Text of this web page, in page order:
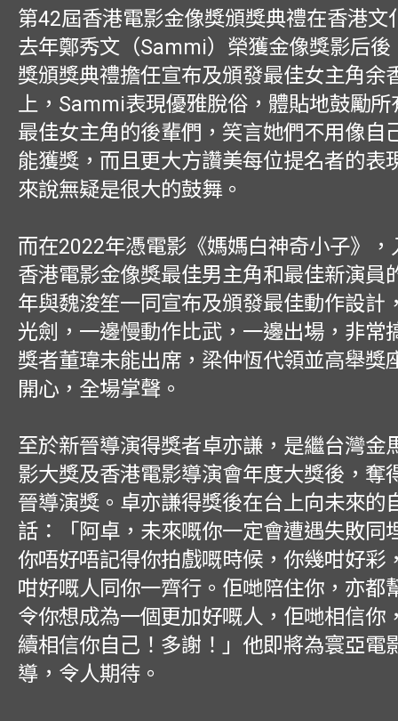
第42屆香港電影金像獎頒獎典禮在香港文
去年鄭秀文（Sammi）榮獲金像獎影后後
獎頒獎典禮擔任宣布及頒發最佳女主角余
上，Sammi表現優雅脫俗，體貼地鼓勵所
最佳女主角的後輩們，笑言她們不用像自
能獲獎，而且更大方讚美每位提名者的表
來說無疑是很大的鼓舞。
而在2022年憑電影《媽媽白神奇小子》，
香港電影金像獎最佳男主角和最佳新演員
年與魏浚笙一同宣布及頒發最佳動作設計
光劍，一邊慢動作比武，一邊出場，非常
獎者董瑋未能出席，梁仲恆代領並高舉獎
開心，全場掌聲。
至於新晉導演得獎者卓亦謙，是繼台灣金
影大獎及香港電影導演會年度大獎後，奪
晉導演獎。卓亦謙得獎後在台上向未來的
話：「阿卓，未來嘅你一定會遭遇失敗同
你唔好唔記得你拍戲嘅時候，你幾咁好彩
咁好嘅人同你一齊行。佢哋陪住你，亦都
令你想成為一個更加好嘅人，佢哋相信你
續相信你自己！多謝！」他即將為寰亞電
導，令人期待。